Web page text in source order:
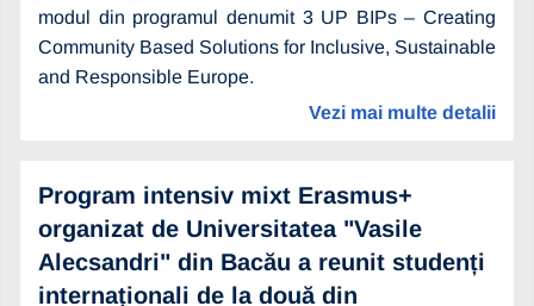
modul din programul denumit 3 UP BIPs – Creating
Community Based Solutions for Inclusive, Sustainable
and Responsible Europe.
Vezi mai multe detalii
Program intensiv mixt Erasmus+
organizat de Universitatea "Vasile
Alecsandri" din Bacău a reunit studenți
internaționali de la două din